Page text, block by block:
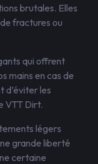
brutales. Elles
fractures ou
qui offrent
mains en cas de
d’éviter les
VTT Dirt.
légers
grande liberté
certaine